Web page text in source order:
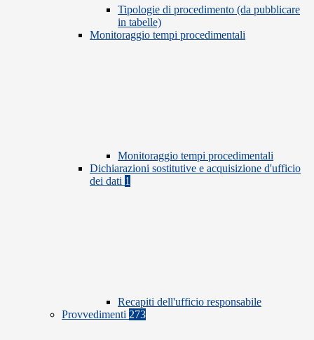
Tipologie di procedimento (da pubblicare
in tabelle)
Monitoraggio tempi procedimentali
Monitoraggio tempi procedimentali
Dichiarazioni sostitutive e acquisizione d'ufficio
dei dati 1
Recapiti dell'ufficio responsabile
Provvedimenti 273